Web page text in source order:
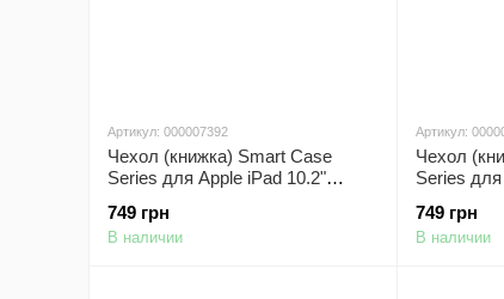
Артикул: 000007392
Чехол (книжка) Smart Case
Series для Apple iPad 10.2"
(Серый / Dark Grey)
749 грн
В наличии
Артикул:
Чехол
Series
(Синий /
749 грн
В наличии